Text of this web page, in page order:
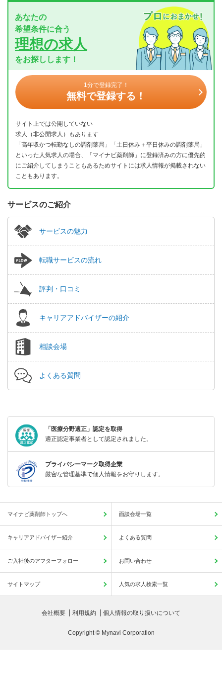
あなたの
希望条件に合う
理想の求人
をお探しします！
1分で登録完了！
無料で登録する！
サイト上では公開していない
求人（非公開求人）もあります
「高年収かつ転勤なしの調剤薬局」「土日休み＋平日休みの調剤薬局」
といった人気求人の場合、「マイナビ薬剤師」に登録済みの方に優先的
にご紹介してしまうこともあるためサイトには求人情報が掲載されない
こともあります。
サービスのご紹介
サービスの魅力
転職サービスの流れ
評判・口コミ
キャリアアドバイザーの紹介
相談会場
よくある質問
「医療分野適正」認定を取得
適正認定事業者として認定されました。
プライバシーマーク取得企業
厳密な管理基準で個人情報をお守りします。
マイナビ薬剤師トップへ 面談会場一覧
キャリアアドバイザー紹介 よくある質問
ご入社後のアフターフォロー お問い合わせ
サイトマップ 人気の求人検索一覧
会社概要 利用規約 個人情報の取り扱いについて
Copyright © Mynavi Corporation